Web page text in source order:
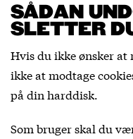
SÅDAN
SLETTER
Hvis du ikke ønsker at
ikke at modtage
på din harddisk.
Som bruger skal du